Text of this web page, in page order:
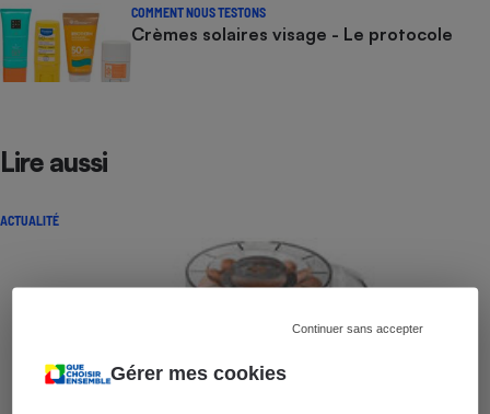
Gérer mes cookies
Continuer sans accepter
COMMENT NOUS TESTONS
Crèmes solaires visage - Le protocole
Lire aussi
ACTUALITÉ